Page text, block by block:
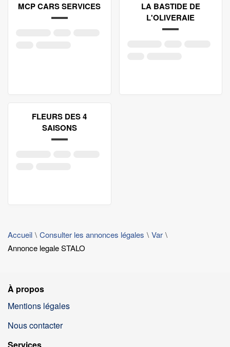
MCP CARS SERVICES
LA BASTIDE DE
L'OLIVERAIE
FLEURS DES 4
SAISONS
Accueil Consulter les annonces légales
Var
Annonce legale STALO
À propos
Mentions légales
Nous contacter